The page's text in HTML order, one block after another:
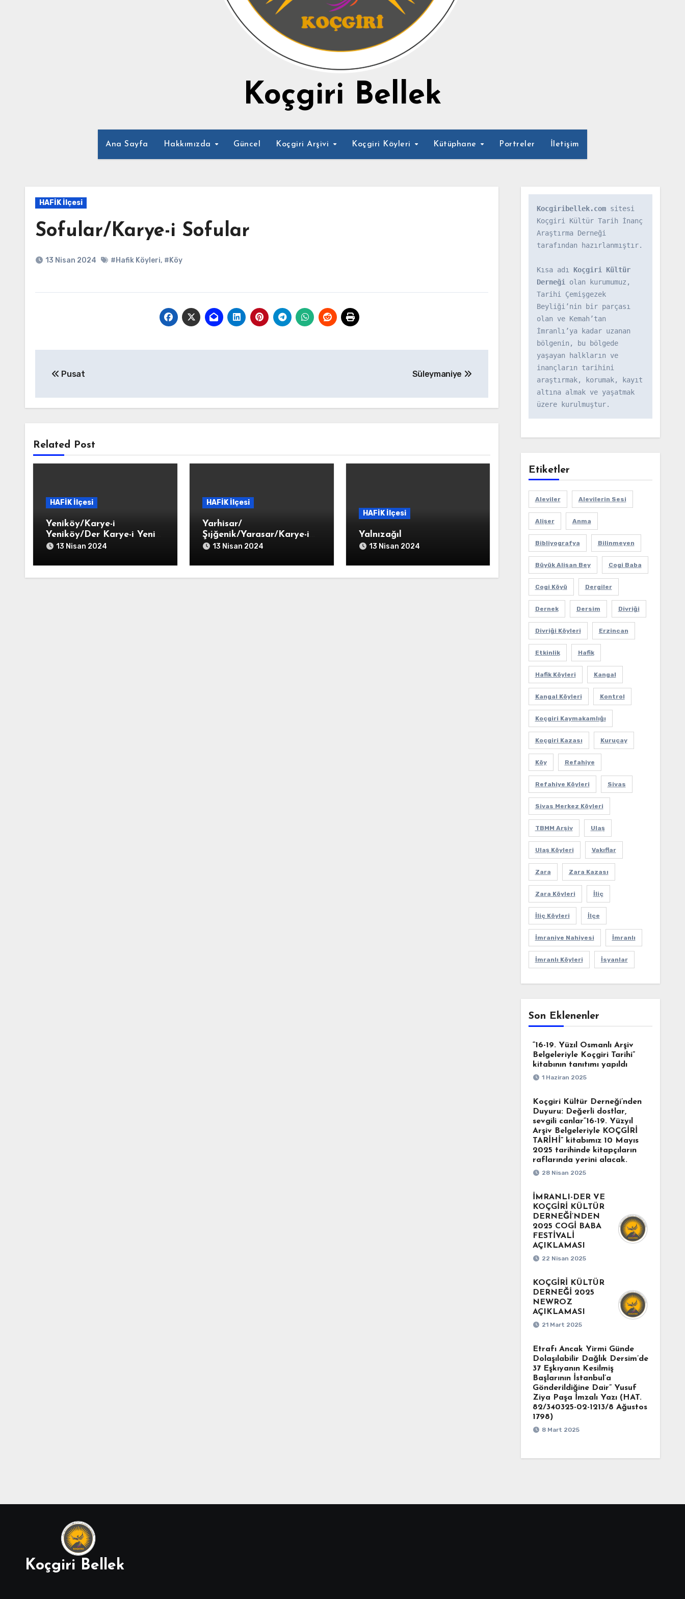
Koçgiri Bellek
Ana Sayfa Hakkımızda Güncel Koçgiri Arşivi Koçgiri Köyleri Kütüphane Portreler İletişim
HAFİK İlçesi
Sofular/Karye-i Sofular
13 Nisan 2024 #Hafik Köyleri, #Köy
gezinmesi
Pusat Süleymaniye
Related Post
HAFİK İlçesi
Yeniköy/Karye-i
Yeniköy/Der Karye-i Yeni
Der Kurb-i Celalli
13 Nisan 2024
HAFİK İlçesi
Yarhisar/
Şıjğenik/Yarasar/Karye-i
Yarhisar
13 Nisan 2024
HAFİK İlçesi
Yalnızağıl
13 Nisan 2024
Kocgiribellek.com sitesi
Koçgiri Kültür Tarih İnanç
Araştırma Derneği
tarafından hazırlanmıştır.
Kısa adı Koçgiri Kültür
Derneği olan kurumumuz,
Tarihi Çemişgezek
Beyliği’nin bir parçası
olan ve Kemah’tan
İmranlı’ya kadar uzanan
bölgenin, bu bölgede
yaşayan halkların ve
inançların tarihini
araştırmak, korumak, kayıt
altına almak ve yaşatmak
üzere kurulmuştur.
Etiketler
Aleviler Alevilerin Sesi
Alişer Anma
Bibliyografya Bilinmeyen
Büyük Alişan Bey Cogi Baba
Cogi Köyü Dergiler
Dernek Dersim Divriği
Divriği Köyleri Erzincan
Etkinlik Hafik
Hafik Köyleri Kangal
Kangal Köyleri Kontrol
Koçgiri Kaymakamlığı
Koçgiri Kazası Kuruçay
Köy Refahiye
Refahiye Köyleri Sivas
Sivas Merkez Köyleri
TBMM Arşiv Ulaş
Ulaş Köyleri Vakıflar
Zara Zara Kazası
Zara Köyleri İliç
İliç Köyleri İlçe
İmraniye Nahiyesi İmranlı
İmranlı Köyleri İsyanlar
Son Eklenenler
“16-19. Yüzıl Osmanlı Arşiv
Belgeleriyle Koçgiri Tarihi”
kitabının tanıtımı yapıldı
1 Haziran 2025
Koçgiri Kültür Derneği’nden
Duyuru: Değerli dostlar,
sevgili canlar“16-19. Yüzyıl
Arşiv Belgeleriyle KOÇGİRİ
TARİHİ” kitabımız 10 Mayıs
2025 tarihinde kitapçıların
raflarında yerini alacak.
28 Nisan 2025
İMRANLI-DER VE
KOÇGİRİ KÜLTÜR
DERNEĞİ’NDEN
2025 COGİ BABA
FESTİVALİ
AÇIKLAMASI
22 Nisan 2025
KOÇGİRİ KÜLTÜR
DERNEĞİ 2025
NEWROZ
AÇIKLAMASI
21 Mart 2025
Etrafı Ancak Yirmi Günde
Dolaşılabilir Dağlık Dersim’de
37 Eşkıyanın Kesilmiş
Başlarının İstanbul’a
Gönderildiğine Dair” Yusuf
Ziya Paşa İmzalı Yazı (HAT.
82/340325-02-1213/8 Ağustos
1798)
8 Mart 2025
Koçgiri Bellek